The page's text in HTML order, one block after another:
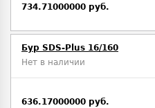
734.71000000 руб.
Бур SDS-Plus 16/160
Нет в наличии
636.17000000 руб.